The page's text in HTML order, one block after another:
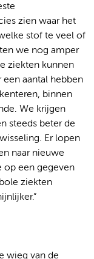
zien waar het
stof te veel of
we nog amper
ziekten kunnen
aantal hebben
binnen
We krijgen
steeds beter de
Er lopen
naar nieuwe
op een gegeven
ziekten
wieg van de